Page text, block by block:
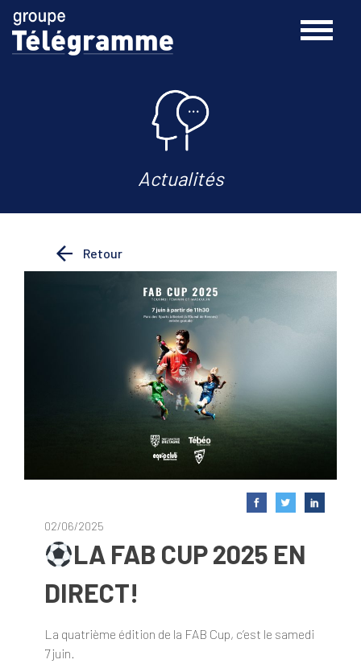
Actualités
Retour
02/06/2025
LA FAB CUP 2025 EN
DIRECT!
La quatrième édition de la FAB Cup, c’est le samedi
7 juin.